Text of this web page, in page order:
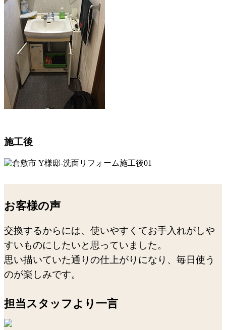
施工後
お客様の声
交換するからには、使いやすくてお手入れがしや
すいものにしたいと思っていました。
思い描いていた通りの仕上がりになり、毎日使う
のが楽しみです。
担当スタッフより一言